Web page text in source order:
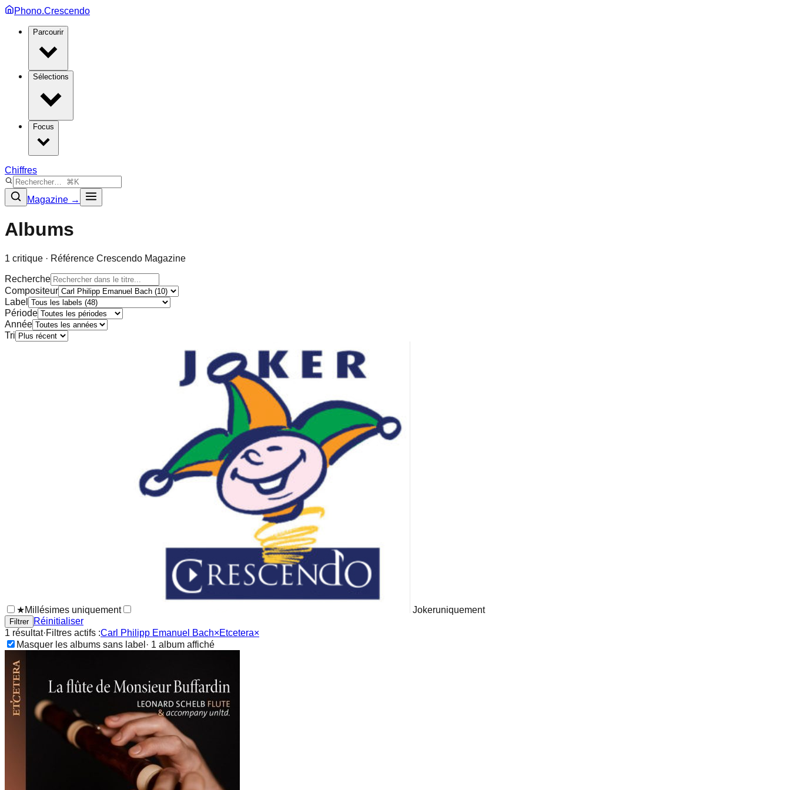
Phono.Crescendo
Parcourir
Sélections
Focus
Chiffres
Magazine →
Albums
1 critique · Référence Crescendo Magazine
Recherche
Compositeur
Label
Période
Année
Tri
★Millésimes uniquement Jokeruniquement
Filtrer
Réinitialiser
1 résultat·Filtres actifs :Carl Philipp Emanuel Bach×Etcetera×
Masquer les albums sans label · 1 album affiché